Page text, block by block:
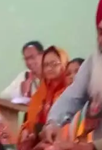
स
के
रू
प
में
म
ना